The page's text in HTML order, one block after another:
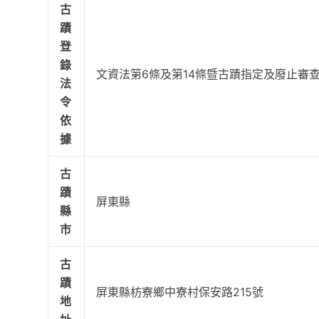
古
蹟
登
錄
法
令
依
據
文資法第6條及第14條暨古蹟指定及廢止審
古
蹟
縣
市
屏東縣
古
蹟
地
屏東縣枋寮鄉中寮村保安路215號